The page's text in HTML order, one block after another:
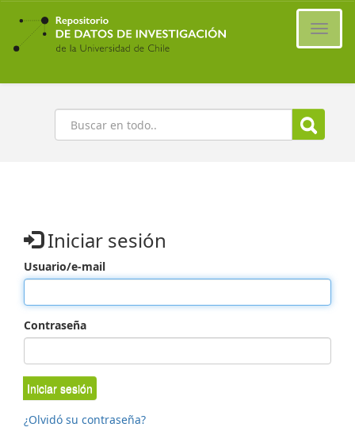
Ir
contenido
principal
Buscar
Iniciar sesión
Usuario/e-mail
Contraseña
Iniciar sesión
¿Olvidó su contraseña?